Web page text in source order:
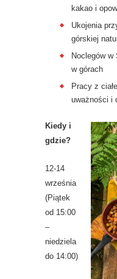
kakao i
Ukojenia
górskiej
Noclegów
w górach
Pracy z
uważności i
Kiedy i
gdzie?
12-14
września
(Piątek
od 15:00
–
niedziela
do 14:00)